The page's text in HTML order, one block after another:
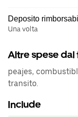
Deposito
Una volta
Altre spese
peajes,
transito.
Include